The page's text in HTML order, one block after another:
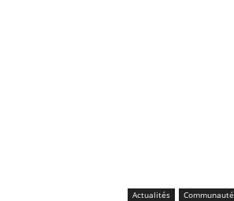
Actualités Communauté